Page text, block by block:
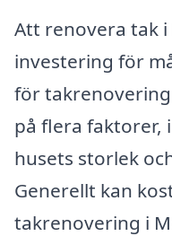
Att renovera tak
investering för
för
på flera faktorer,
husets storlek
Generellt kan
takrenovering i